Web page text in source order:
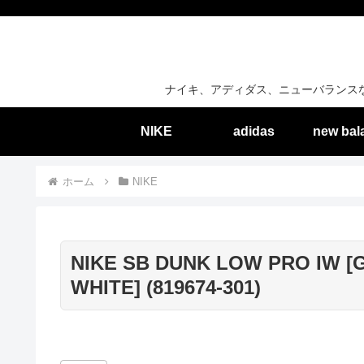
ナイキ、アディダス、ニューバラン
NIKE adidas new
ホーム NIKE
NIKE SB DUNK LOW PRO IW
WHITE] (819674-301)